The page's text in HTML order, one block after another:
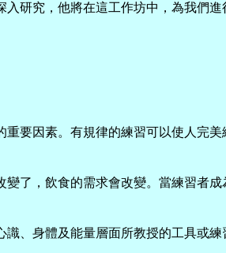
研究，他將在這工作坊中，為我們
要因素。有規律的練習可以使人完
了，飲食的需求會改變。當練習者
、身體及能量層面所教授的工具或